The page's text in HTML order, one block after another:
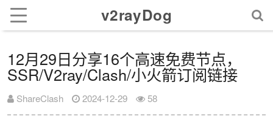
v2rayDog
12月29日分享16个高速免费节点，
SSR/V2ray/Clash/小火箭订阅链接
ShareClash 2024-12-29 58